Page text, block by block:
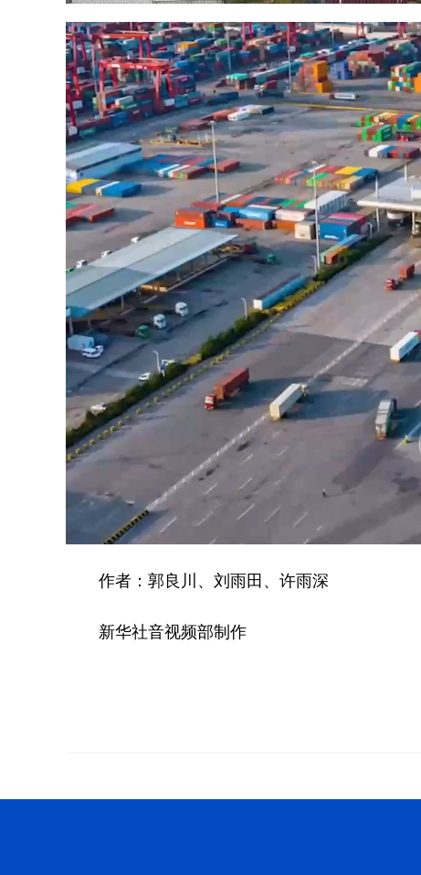
作者：郭良川、刘雨田、许雨深
新华社音视频部制作